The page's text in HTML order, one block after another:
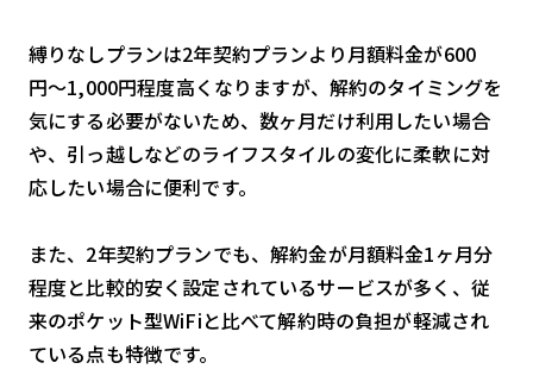
縛りなしプランは2年契約プランより月額料金が600
円〜1,000円程度高くなりますが、解約のタイミングを
気にする必要がないため、数ヶ月だけ利用したい場合
や、引っ越しなどのライフスタイルの変化に柔軟に対
応したい場合に便利です。
また、2年契約プランでも、解約金が月額料金1ヶ月分
程度と比較的安く設定されているサービスが多く、従
来のポケット型WiFiと比べて解約時の負担が軽減され
ている点も特徴です。